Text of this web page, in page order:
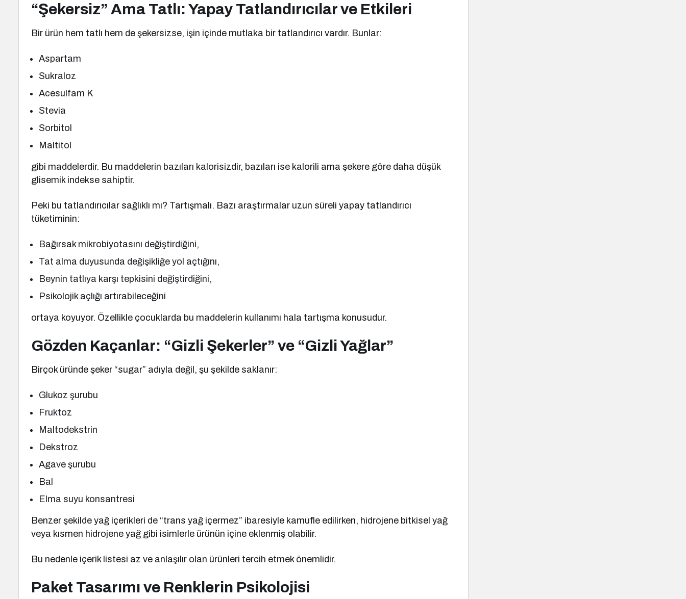
“Şekersiz” Ama Tatlı: Yapay Tatlandırıcılar ve Etkileri
Bir ürün hem tatlı hem de şekersizse, işin içinde mutlaka bir tatlandırıcı vardır. Bunlar:
Aspartam
Sukraloz
Acesulfam K
Stevia
Sorbitol
Maltitol
gibi maddelerdir. Bu maddelerin bazıları kalorisizdir, bazıları ise kalorili ama şekere göre daha düşük
glisemik indekse sahiptir.
Peki bu tatlandırıcılar sağlıklı mı? Tartışmalı. Bazı araştırmalar uzun süreli yapay tatlandırıcı
tüketiminin:
Bağırsak mikrobiyotasını değiştirdiğini,
Tat alma duyusunda değişikliğe yol açtığını,
Beynin tatlıya karşı tepkisini değiştirdiğini,
Psikolojik açlığı artırabileceğini
ortaya koyuyor. Özellikle çocuklarda bu maddelerin kullanımı hala tartışma konusudur.
Gözden Kaçanlar: “Gizli Şekerler” ve “Gizli Yağlar”
Birçok üründe şeker “sugar” adıyla değil, şu şekilde saklanır:
Glukoz şurubu
Fruktoz
Maltodekstrin
Dekstroz
Agave şurubu
Bal
Elma suyu konsantresi
Benzer şekilde yağ içerikleri de “trans yağ içermez” ibaresiyle kamufle edilirken, hidrojene bitkisel yağ
veya kısmen hidrojene yağ gibi isimlerle ürünün içine eklenmiş olabilir.
Bu nedenle içerik listesi az ve anlaşılır olan ürünleri tercih etmek önemlidir.
Paket Tasarımı ve Renklerin Psikolojisi